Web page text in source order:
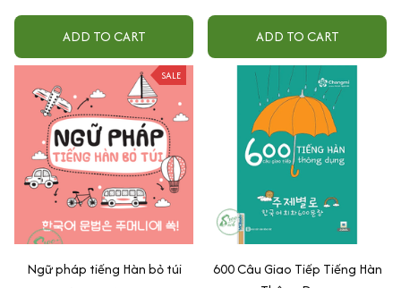
ADD TO CART ADD TO CART
SALE
Ngữ pháp tiếng Hàn bỏ túi
600 Câu Giao Tiếp Tiếng Hàn